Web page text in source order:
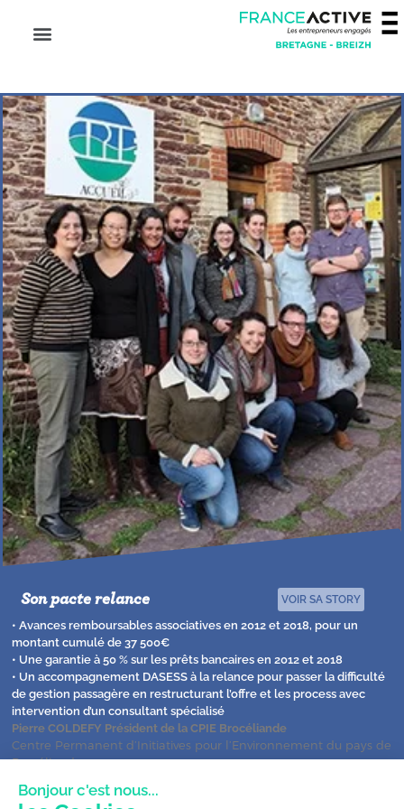
Son pacte relance VOIR SA STORY
• Avances remboursables associatives en 2012 et 2018, pour un
montant cumulé de 37 500€
• Une garantie à 50 % sur les prêts bancaires en 2012 et 2018
• Un accompagnement DASESS à la relance pour passer la difficulté
de gestion passagère en restructurant l’offre et les process avec
intervention d’un consultant spécialisé
Pierre COLDEFY Président de la CPIE Brocéliande
Centre Permanent d’Initiatives pour l’Environnement du pays de
Brocéliande
Bonjour c'est nous...